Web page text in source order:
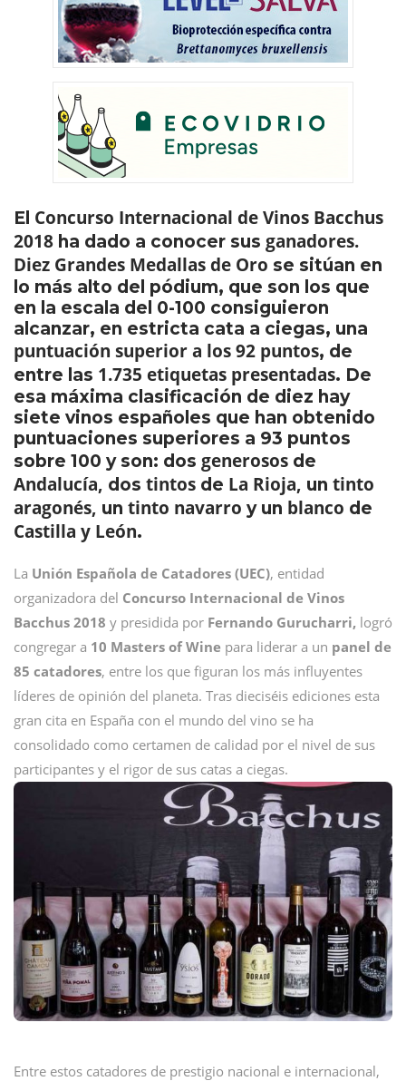
El Concurso Internacional de Vinos Bacchus
2018 ha dado a conocer sus ganadores.
Diez Grandes Medallas de Oro se sitúan en
lo más alto del pódium, que son los que
en la escala del 0-100 consiguieron
alcanzar, en estricta cata a ciegas, una
puntuación superior a los 92 puntos, de
entre las 1.735 etiquetas presentadas. De
esa máxima clasificación de diez hay
siete vinos españoles que han obtenido
puntuaciones superiores a 93 puntos
sobre 100 y son: dos generosos de
Andalucía, dos tintos de La Rioja, un tinto
aragonés, un tinto navarro y un blanco de
Castilla y León.
La Unión Española de Catadores (UEC), entidad
organizadora del Concurso Internacional de Vinos
Bacchus 2018 y presidida por Fernando Gurucharri, logró
congregar a 10 Masters of Wine para liderar a un panel de
85 catadores, entre los que figuran los más influyentes
líderes de opinión del planeta. Tras dieciséis ediciones esta
gran cita en España con el mundo del vino se ha
consolidado como certamen de calidad por el nivel de sus
participantes y el rigor de sus catas a ciegas.
Entre estos catadores de prestigio nacional e internacional,